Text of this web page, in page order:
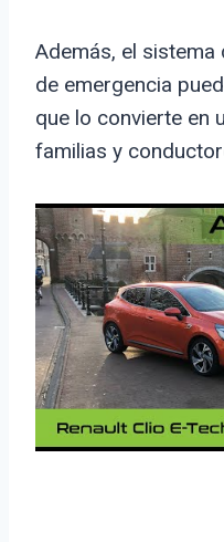
Además, el
de emergencia
que lo convierte en
familias y